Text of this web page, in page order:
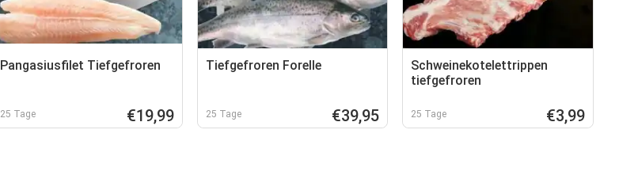
Pangasiusfilet Tiefgefroren
25 Tage €19,99
Tiefgefroren Forelle
25 Tage €39,95
Schweinekotelettrippen
tiefgefroren
25 Tage €3,99